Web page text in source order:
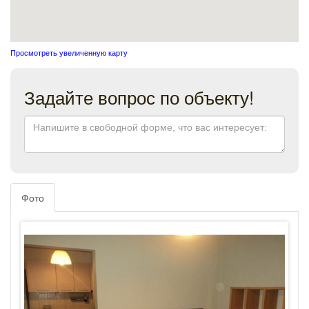
Просмотреть увеличенную карту
Задайте вопрос по объекту!
Фото